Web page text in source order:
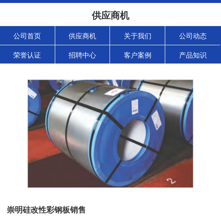
供应商机
公司首页 供应商机 关于我们 公司动态
荣誉认证 招聘中心 客户案例 产品知识
崇明硅改性彩钢板销售